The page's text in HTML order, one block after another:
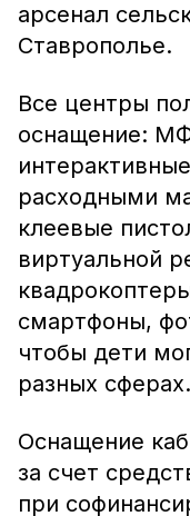
арсенал
Ставрополье.
Все центры
оснащение:
расходными
клеевые
виртуальной
смартфоны,
чтобы дети
разных сферах.
Оснащение
за счет
при